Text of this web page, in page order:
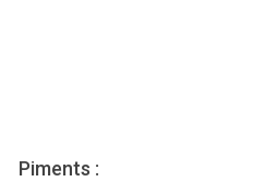
Piments :